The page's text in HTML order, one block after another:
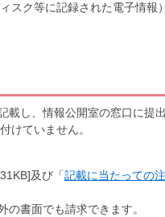
スク等に記録された電子情報
載し、情報公開室の窓口に提
けていません。
及び「記載に当たっての
書面でも請求できます。